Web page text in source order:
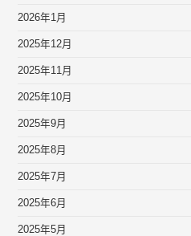
2026年1月
2025年12月
2025年11月
2025年10月
2025年9月
2025年8月
2025年7月
2025年6月
2025年5月